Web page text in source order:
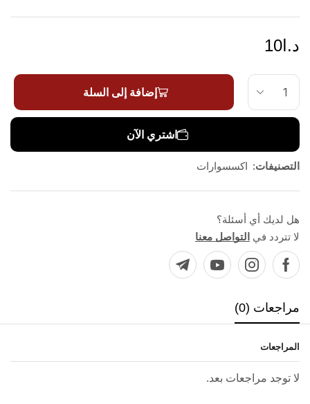
د.ا10
إضافة إلى السلة
اشتري الآن
التصنيفات: اكسسوارات
هل لديك أي أسئلة؟
لا تتردد في التواصل معنا
مراجعات (0)
المراجعات
لا توجد مراجعات بعد.